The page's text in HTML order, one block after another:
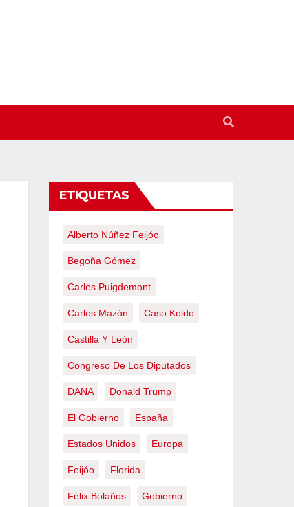
ETIQUETAS
Alberto Núñez Feijóo
Begoña Gómez
Carles Puigdemont
Carlos Mazón Caso Koldo
Castilla Y León
Congreso De Los Diputados
DANA Donald Trump
El Gobierno España
Estados Unidos Europa
Feijóo Florida
Félix Bolaños Gobierno